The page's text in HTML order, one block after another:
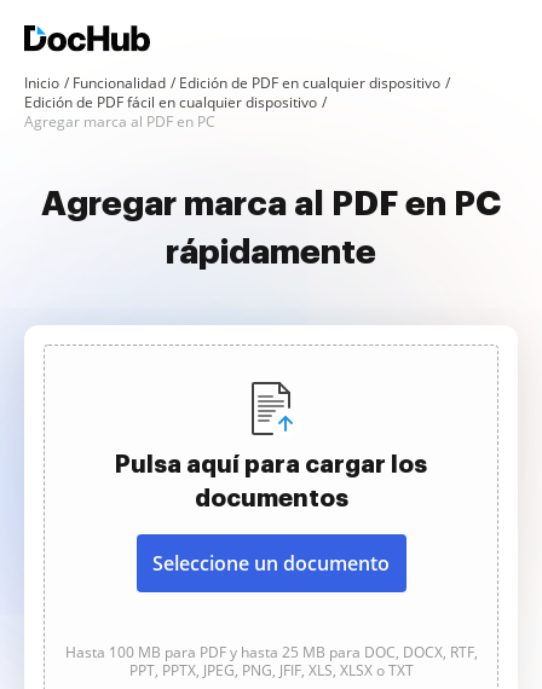
Inicio Funcionalidad
Edición de PDF en cualquier dispositivo
Edición de PDF fácil en cualquier dispositivo
Agregar marca al PDF en PC
Agregar marca al PDF en PC
rápidamente
Pulsa aquí para cargar los
documentos
Seleccione un documento
Hasta 100 MB para PDF y hasta 25 MB para DOC, DOCX, RTF,
PPT, PPTX, JPEG, PNG, JFIF, XLS, XLSX o TXT